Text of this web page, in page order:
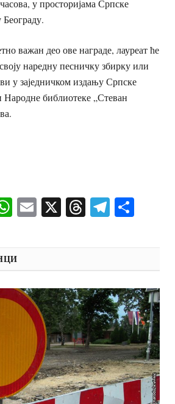
у просторијама Српске
важан део ове награде, лауреат ће
наредну песничку збирку или
у заједничком издању Српске
библиотеке „Стеван
WhatsApp
Email
X Threads